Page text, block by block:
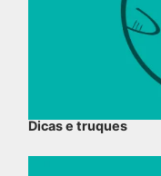
Dicas e truques